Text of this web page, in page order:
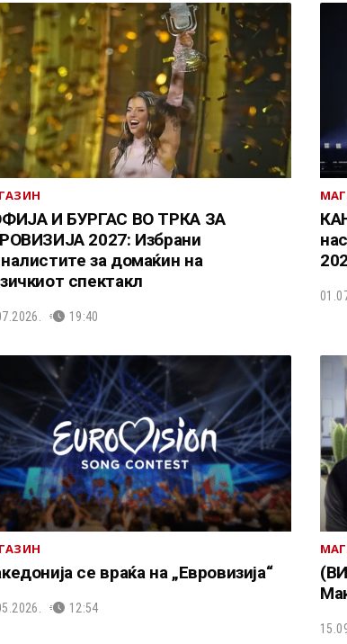
И БУРГАС ВО ТРКА ЗА
2027: Избрани
за домаќин на
спектакл
19:40
се враќа на „Евровизија“
12:54